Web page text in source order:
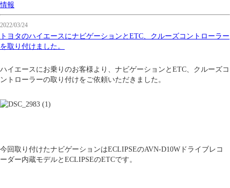
情報
2022/03/24
トヨタのハイエースにナビゲーションとETC、クルーズコントローラー
を取り付けました。
ハイエースにお乗りのお客様より、ナビゲーションとETC、クルーズコ
ントローラーの取り付けをご依頼いただきました。
今回取り付けたナビゲーションはECLIPSEのAVN-D10Wドライブレコ
ーダー内蔵モデルとECLIPSEのETCです。